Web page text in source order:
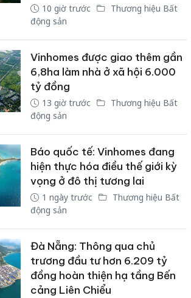
10 giờ trước
Thương hiệu Bất
động sản
Vinhomes được giao thêm gần
6,8ha làm nhà ở xã hội 6.000
tỷ đồng
13 giờ trước
Thương hiệu Bất
động sản
Báo quốc tế: Vinhomes đang
hiện thực hóa điều thế giới kỳ
vọng ở đô thị tương lai
1 ngày trước
Thương hiệu Bất
động sản
Đà Nẵng: Thông qua chủ
trương đầu tư hơn 6.209 tỷ
đồng hoàn thiện hạ tầng Bến
cảng Liên Chiểu